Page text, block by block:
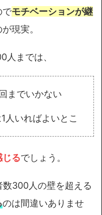
でモチベーションが継
現実。
人までは、
までいかない
人いればよいとこ
じるでしょう。
300人の壁を超える
のは間違いありませ